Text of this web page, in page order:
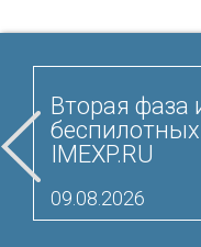
Вторая фаза
беспилотных
IMEXP.RU
09.08.2026